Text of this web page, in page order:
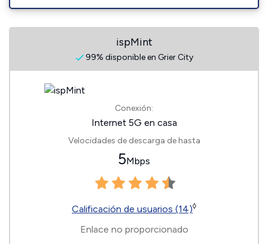
ispMint
99% disponible en Grier City
Conexión:
Internet 5G en casa
Velocidades de descarga de hasta
5Mbps
Calificación de usuarios (14)◊
Enlace no proporcionado